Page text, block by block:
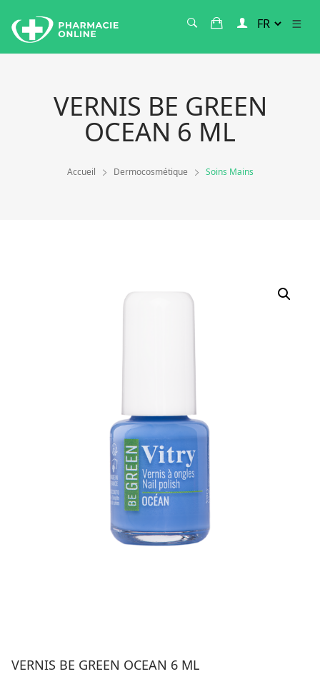
VERNIS BE GREEN
OCEAN 6 ML
Accueil Dermocosmétique Soins Mains
VERNIS BE GREEN OCEAN 6 ML